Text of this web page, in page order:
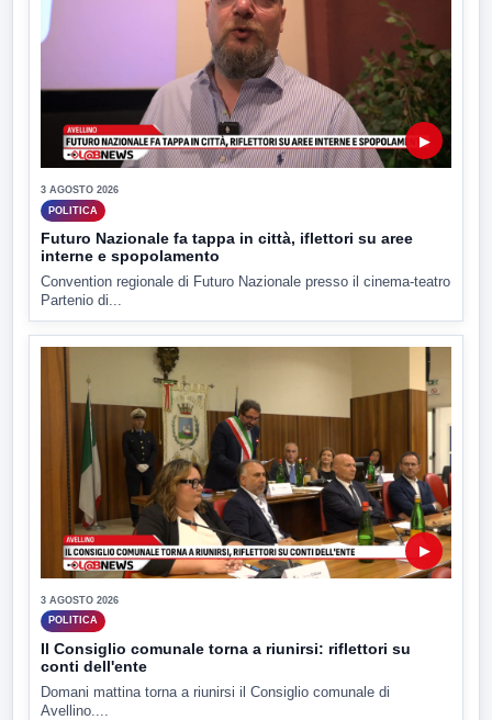
▶
3 AGOSTO 2026
POLITICA
Futuro Nazionale fa tappa in città, iflettori su aree
interne e spopolamento
Convention regionale di Futuro Nazionale presso il cinema-teatro
Partenio di...
▶
3 AGOSTO 2026
POLITICA
Il Consiglio comunale torna a riunirsi: riflettori su
conti dell'ente
Domani mattina torna a riunirsi il Consiglio comunale di
Avellino....